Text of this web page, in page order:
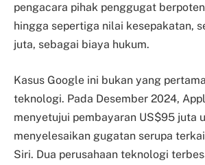
pengacara pihak penggugat
hingga sepertiga nilai kesepakatan,
juta, sebagai biaya hukum.
Kasus Google ini bukan yang
teknologi. Pada Desember 2024,
menyetujui pembayaran US$95 juta
menyelesaikan gugatan serupa
Siri. Dua perusahaan teknologi